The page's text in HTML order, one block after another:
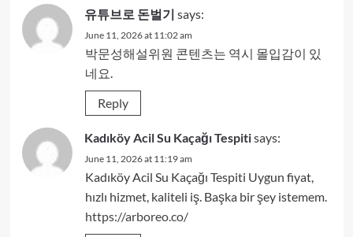
유튜브로 돈벌기 says:
June 11, 2026 at 11:02 am
박문성해설위원 콘텐츠는 역시 몰입감이 있
네요.
Reply
Kadıköy Acil Su Kaçağı Tespitisays:
June 11, 2026 at 11:19 am
Kadıköy Acil Su Kaçağı Tespiti Uygun fiyat,
hızlı hizmet, kaliteli iş. Başka bir şey istemem.
https://arboreo.co/